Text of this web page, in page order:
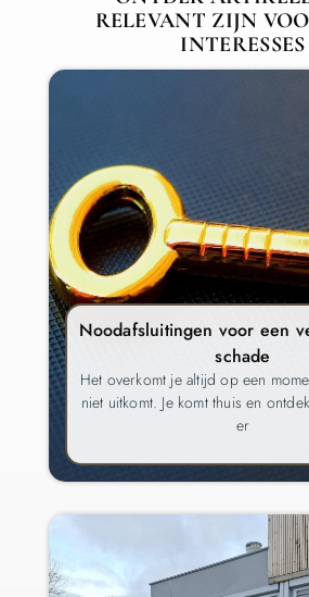
RELEVANT ZIJN
INTERESSES
Noodafsluitingen voor een
schade
Het overkomt je altijd op een
niet uitkomt. Je komt thuis en
er